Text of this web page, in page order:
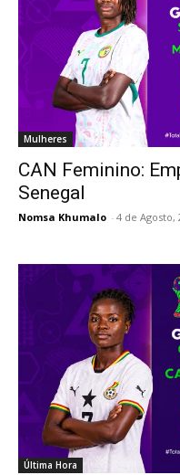
Mulheres
CAN Feminino:
Senegal
Nomsa Khumalo - 4 de Agosto,
Última Hora